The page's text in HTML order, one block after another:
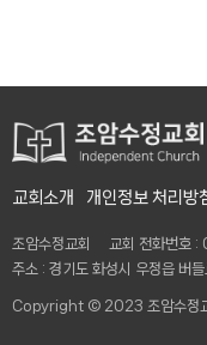
교회소개 개인정보 처리방
조암수정교회 교회 전화번호
주소 : 경기도 화성시 우정읍 버
Copyright © 2023 조암수정